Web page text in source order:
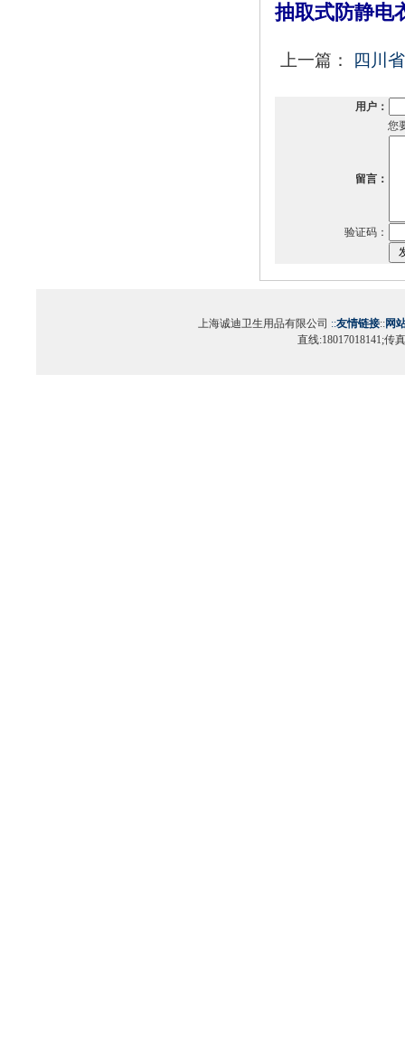
抽取式防静电
上一篇： 四川
用户：
您
留言：
验证码：
上海诚迪卫生用品有限公司 ::友情链接::网
直线:18017018141;传